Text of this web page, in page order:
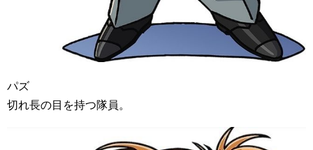
パズ
切れ長の目を持つ隊員。